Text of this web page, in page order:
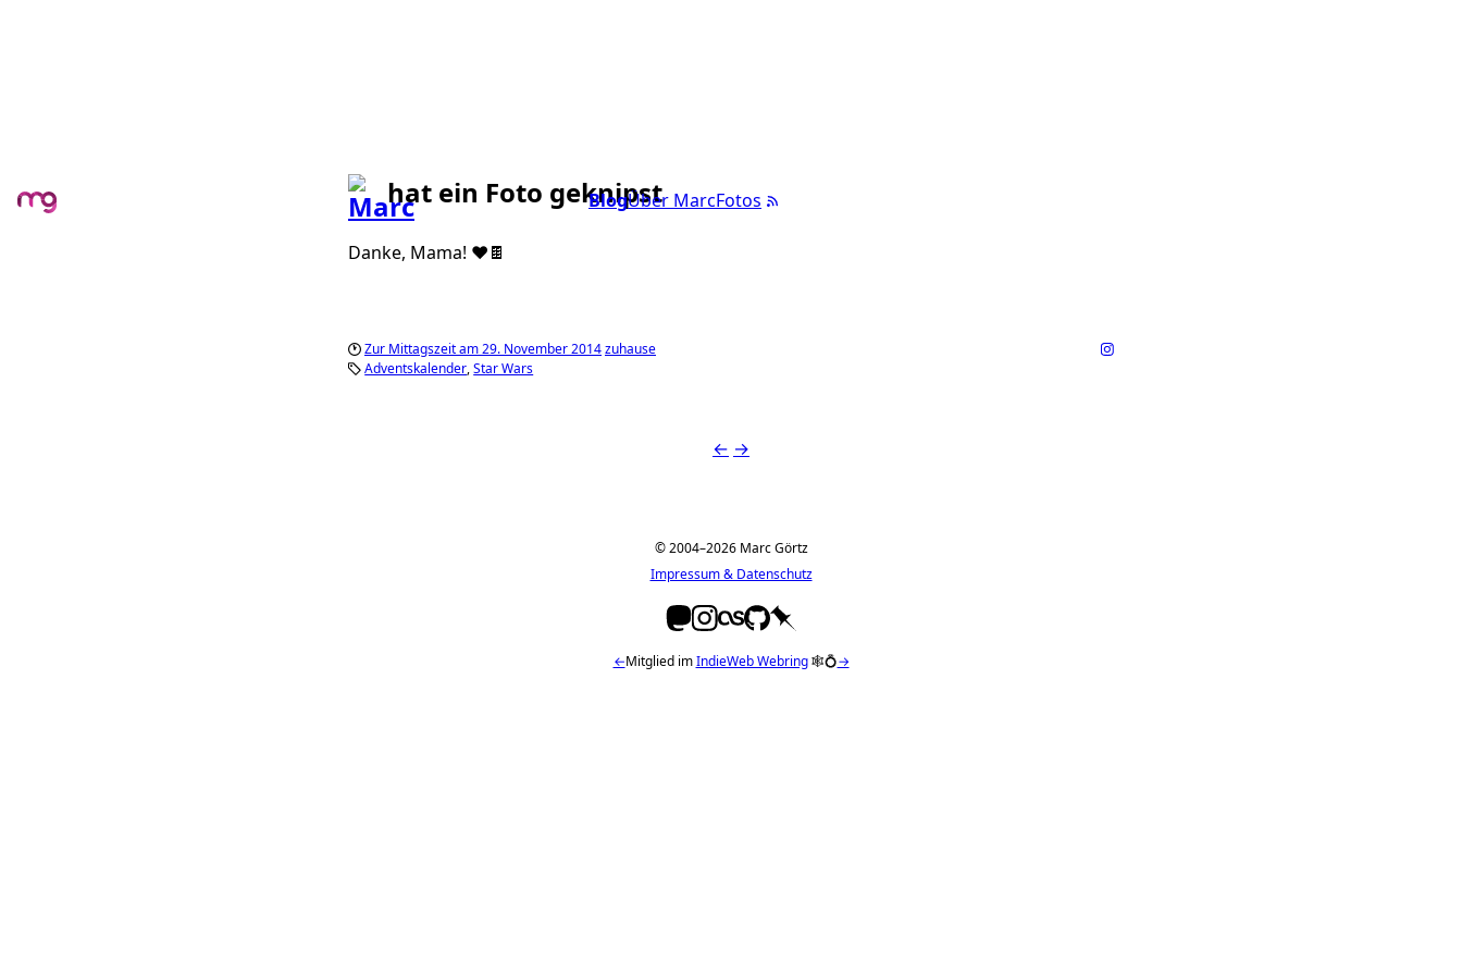
BlogÜber MarcFotos
hat ein Foto geknipst
Danke, Mama! ❤️🍫
Zur Mittagszeit am 29. November 2014zuhause
Adventskalender Star Wars
← →
© 2004–2026 Marc Görtz
Impressum & Datenschutz
←Mitglied imIndieWeb Webring🕸💍→